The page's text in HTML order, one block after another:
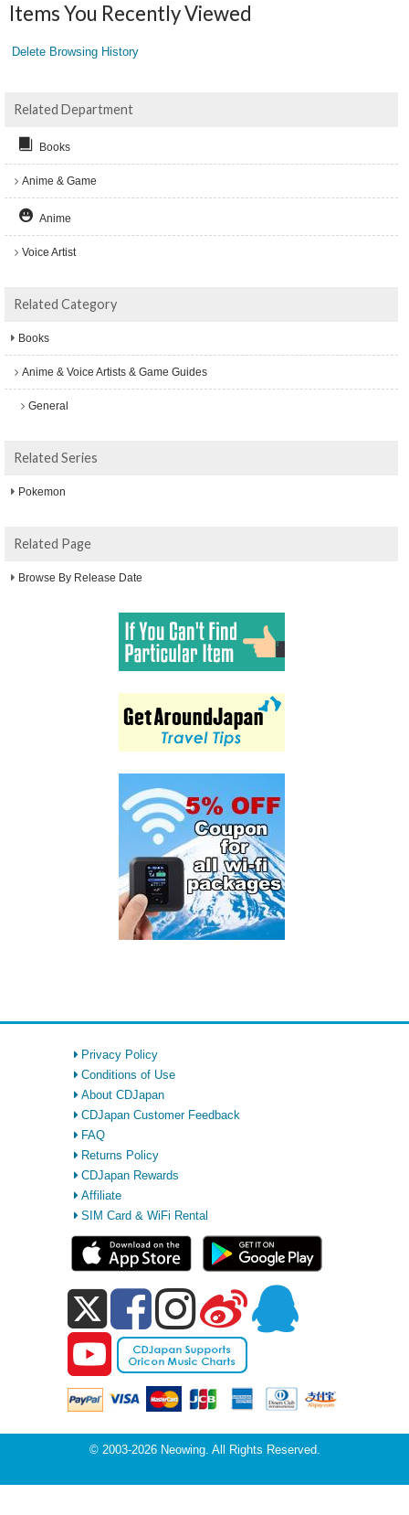
Items You Recently Viewed
Delete Browsing History
Related Department
Books
Anime & Game
Anime
Voice Artist
Related Category
Books
Anime & Voice Artists & Game Guides
General
Related Series
Pokemon
Related Page
Browse By Release Date
Privacy Policy
Conditions of Use
About CDJapan
CDJapan Customer Feedback
FAQ
Returns Policy
CDJapan Rewards
Affiliate
SIM Card & WiFi Rental
© 2003-2026 Neowing. All Rights Reserved.